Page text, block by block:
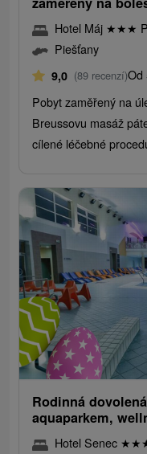
Hotel Máj ★★★
Piešťany
9,0 (89 recenzí)Od
Pobyt zaměřený na
Breussovu masáž
cílené léčebné
Rodinná
aquaparkem,
Hotel Senec ★★